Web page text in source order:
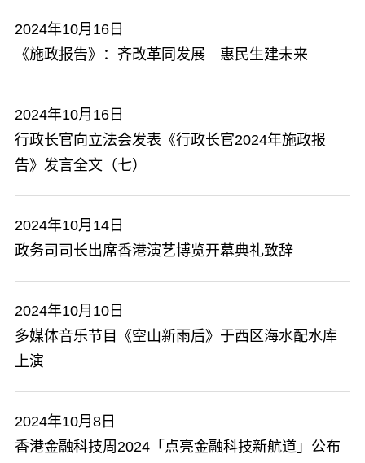
2024年10月16日
《施政报告》：齐改革同发展 惠民生建未来
2024年10月16日
行政长官向立法会发表《行政长官2024年施政报
告》发言全文（七）
2024年10月14日
政务司司长出席香港演艺博览开幕典礼致辞
2024年10月10日
多媒体音乐节目《空山新雨后》于西区海水配水库
上演
2024年10月8日
香港金融科技周2024「点亮金融科技新航道」公布